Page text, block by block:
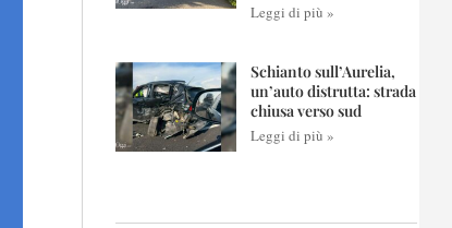
Leggi di più »
Schianto sull’Aurelia,
un’auto distrutta: strada
chiusa verso sud
Leggi di più »